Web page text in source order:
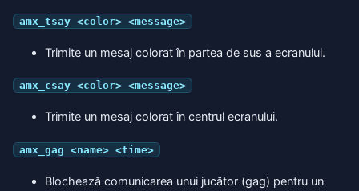
amx_tsay <color> <message>
Trimite un mesaj colorat în partea de sus a ecranului.
amx_csay <color> <message>
Trimite un mesaj colorat în centrul ecranului.
amx_gag <name> <time>
Blochează comunicarea unui jucător (gag) pentru un